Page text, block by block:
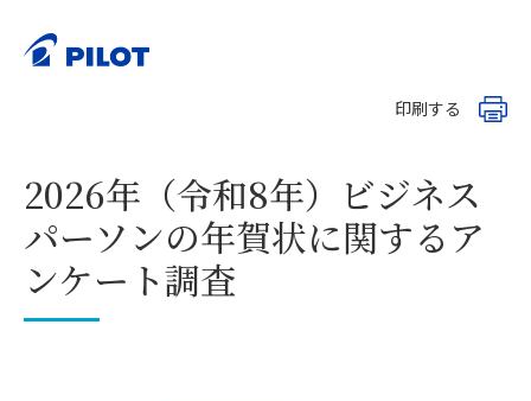
2026年（令和8年）ビジネスパーソンの年賀状に関するアンケー
ト調査
印刷する
2026年（令和8年）ビジネス
パーソンの年賀状に関するア
ンケート調査